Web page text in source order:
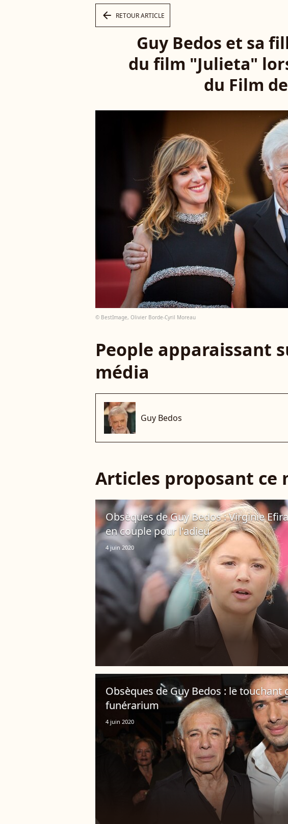
arrow_left RETOUR ARTICLE
Guy Bedos et sa
du film "Julieta"
du Film
© BestImage, Olivier Borde-Cyril Moreau
People apparaissant
média
Guy Bedos
Articles proposant ce
Obsèques de Guy Bedos : Virginie
en couple pour l'adieu
4 juin 2020
Obsèques de Guy Bedos : le touchant
funérarium
4 juin 2020